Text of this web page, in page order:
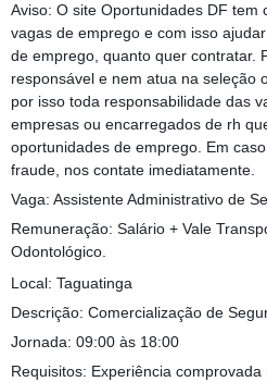
Aviso: O site Oportunidades DF tem
vagas de emprego e com isso
de emprego, quanto quer contratar.
responsável e nem atua na seleção
por isso toda responsabilidade das
empresas ou encarregados de rh
oportunidades de emprego. Em
fraude, nos contate imediatamente.
Vaga: Assistente Administrativo de
Remuneração: Salário + Vale
Odontológico.
Local: Taguatinga
Descrição: Comercialização de
Jornada: 09:00 às 18:00
Requisitos: Experiência comprovada